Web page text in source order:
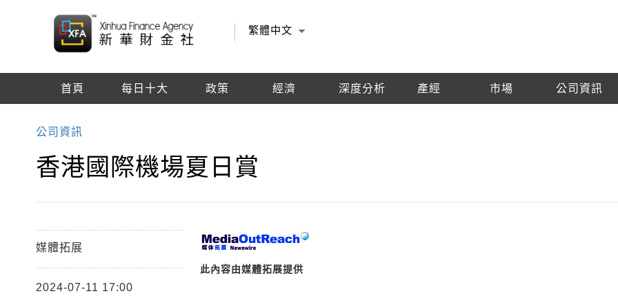
繁體中文
首頁 每日十大 政策 經濟 深度分析 產經 市場 公司資訊
公司資訊
香港國際機場夏日賞
媒體拓展
2024-07-11 17:00
此內容由媒體拓展提供